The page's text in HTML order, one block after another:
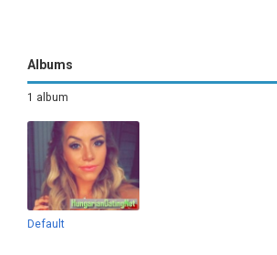
Albums
1 album
Default